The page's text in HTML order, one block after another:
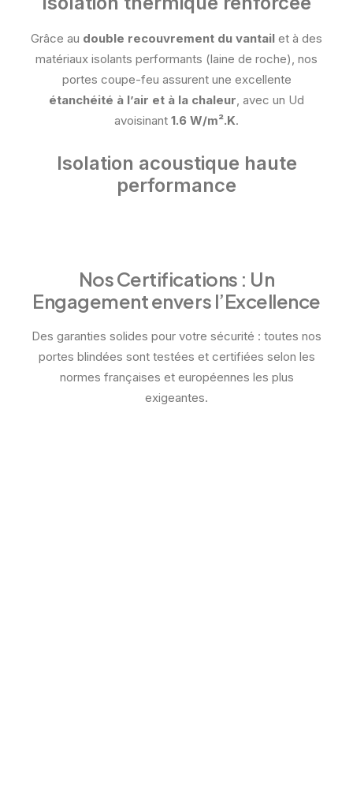
Grâce au double recouvrement du vantail et à des
matériaux isolants performants (laine de roche), nos
portes coupe-feu assurent une excellente
étanchéité à l’air et à la chaleur, avec un Ud
avoisinant 1.6 W/m².K.
Isolation acoustique haute
performance
Nos Certifications : Un
Engagement envers l’Excellence
Des garanties solides pour votre sécurité : toutes nos
portes blindées sont testées et certifiées selon les
normes françaises et européennes les plus
exigeantes.